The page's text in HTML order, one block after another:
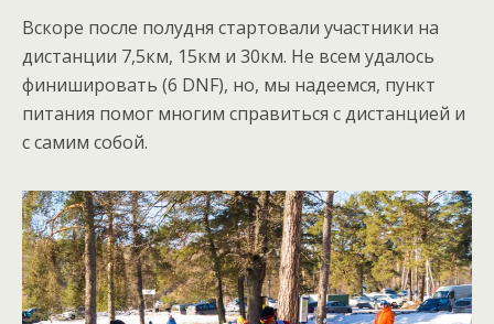
Вскоре после полудня стартовали участники на
дистанции 7,5км, 15км и 30км. Не всем удалось
финишировать (6 DNF), но, мы надеемся, пункт
питания помог многим справиться с дистанцией и
с самим собой.